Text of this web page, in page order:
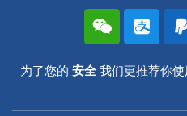
为了您的 安全 我们更推荐你使